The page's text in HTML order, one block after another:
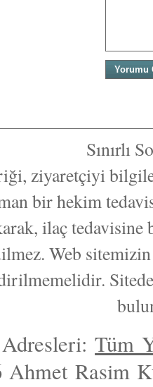
Sınırlı
ziyaretçiyi
bir hekim
ilaç
Web
Adresleri:Tüm
Rasim